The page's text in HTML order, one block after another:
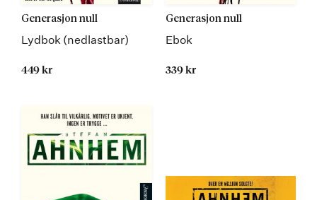
Generasjon null
Lydbok (nedlastbar)
449 kr
Generasjon null
Ebok
339 kr